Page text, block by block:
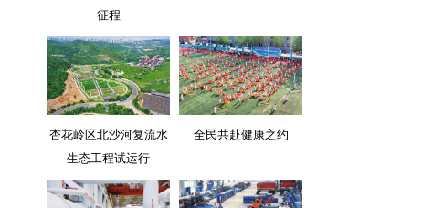
征程
杏花岭区北沙河复流水
生态工程试运行
全民共赴健康之约